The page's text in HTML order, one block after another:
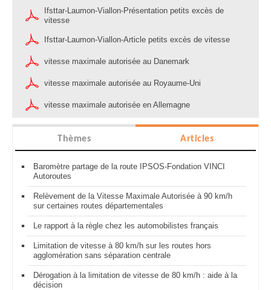
Ifsttar-Laumon-Viallon-Présentation petits excès de
vitesse
Ifsttar-Laumon-Viallon-Article petits excès de vitesse
vitesse maximale autorisée au Danemark
vitesse maximale autorisée au Royaume-Uni
vitesse maximale autorisée en Allemagne
Thèmes Articles
Baromètre partage de la route IPSOS-Fondation VINCI
Autoroutes
Relèvement de la Vitesse Maximale Autorisée à 90 km/h
sur certaines routes départementales
Le rapport à la règle chez les automobilistes français
Limitation de vitesse à 80 km/h sur les routes hors
agglomération sans séparation centrale
Dérogation à la limitation de vitesse de 80 km/h : aide à la
décision